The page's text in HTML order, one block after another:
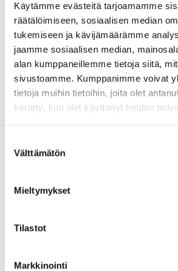
Käytämme evästeitä tarjoamamme
räätälöimiseen, sosiaalisen median
tukemiseen ja kävijämäärämme
jaamme sosiaalisen median,
alan kumppaneillemme tietoja siitä,
sivustoamme. Kumppanimme voivat
tietoja muihin tietoihin, joita olet
kerätty, kun olet käyttänyt heidän
valinta
Välttämätön
Mieltymykset
Tilastot
Markkinointi
Jaa sosiaalisessa mediassa
Lisää aiheesta